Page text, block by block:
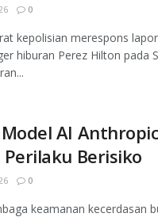
0
kepolisian merespons
hiburan Perez Hilton pada
AI
Berisiko
0
keamanan kecerdasan